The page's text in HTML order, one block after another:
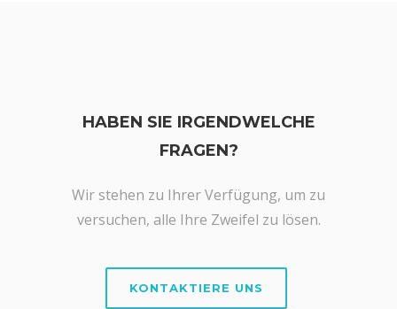
HABEN SIE IRGENDWELCHE
FRAGEN?
Wir stehen zu Ihrer Verfügung, um zu
versuchen, alle Ihre Zweifel zu lösen.
KONTAKTIERE UNS